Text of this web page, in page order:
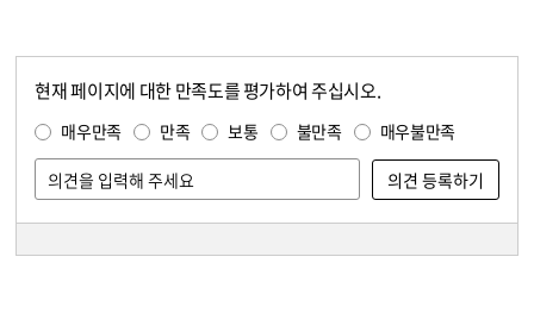
현재 페이지에 대한 만족도를 평가하여 주십시오.
매우만족 만족 보통 불만족 매우불만족